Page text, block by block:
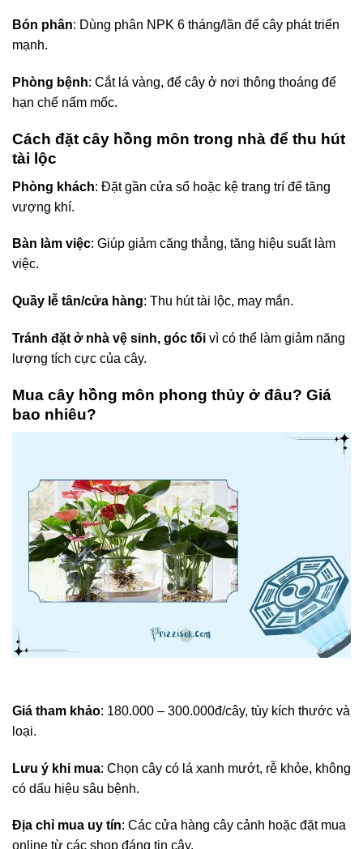
Bón phân: Dùng phân NPK 6 tháng/lần để cây phát triển
mạnh.
Phòng bệnh: Cắt lá vàng, để cây ở nơi thông thoáng để
hạn chế nấm mốc.
Cách đặt cây hồng môn trong nhà để thu hút
tài lộc
Phòng khách: Đặt gần cửa sổ hoặc kệ trang trí để tăng
vượng khí.
Bàn làm việc: Giúp giảm căng thẳng, tăng hiệu suất làm
việc.
Quầy lễ tân/cửa hàng: Thu hút tài lộc, may mắn.
Tránh đặt ở nhà vệ sinh, góc tối vì có thể làm giảm năng
lượng tích cực của cây.
Mua cây hồng môn phong thủy ở đâu? Giá
bao nhiêu?
Giá tham khảo: 180.000 – 300.000đ/cây, tùy kích thước và
loại.
Lưu ý khi mua: Chọn cây có lá xanh mướt, rễ khỏe, không
có dấu hiệu sâu bệnh.
Địa chỉ mua uy tín: Các cửa hàng cây cảnh hoặc đặt mua
online từ các shop đáng tin cậy.